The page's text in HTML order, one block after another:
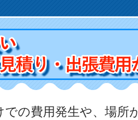
での費用発生や、場所